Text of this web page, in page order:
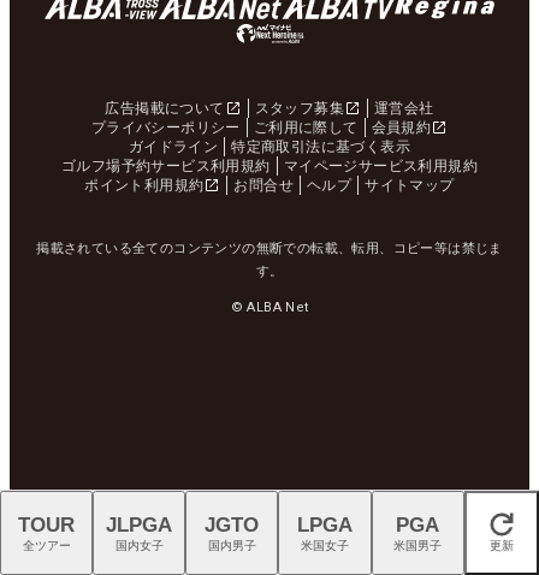
広告掲載について スタッフ募集
運営会社
プライバシーポリシー
ご利用に際して
会員規約
ガイドライン
特定商取引法に基づく表示
ゴルフ場予約サービス利用規約
マイページサービス利用規約
ポイント利用規約
お問合せ ヘルプ サイトマップ
掲載されている全てのコンテンツの無断での転載、転用、コピー等は禁じま
す。
© ALBA Net
閉じる
TOUR
全ツアー
JLPGA
国内女子
JGTO
国内男子
LPGA
米国女子
PGA
米国男子 更新